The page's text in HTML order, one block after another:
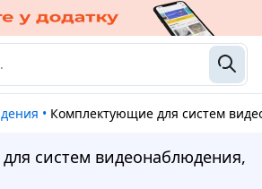
• Комплектующие для систем
систем видеонаблюдения,